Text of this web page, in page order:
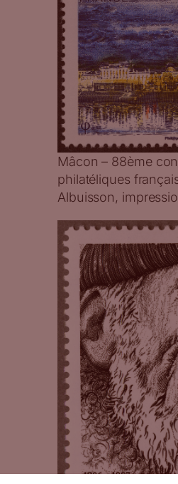
Mâcon – 88ème
philatéliques
Albuisson,